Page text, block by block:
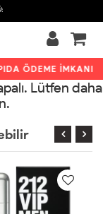
ÖDEME İMKANI
Lütfen daha